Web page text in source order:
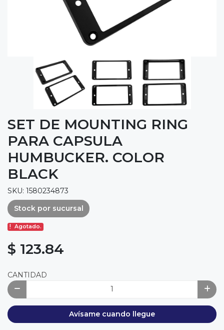
SET DE MOUNTING RING
PARA CAPSULA
HUMBUCKER. COLOR
BLACK
SKU: 1580234873
Stock por sucursal
Agotado.
$ 123.84
CANTIDAD
Avísame cuando llegue